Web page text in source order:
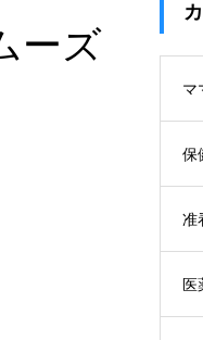
ーズ
マ
保
准
医